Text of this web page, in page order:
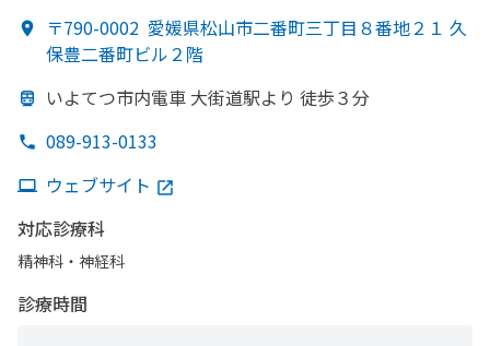
〒790-0002 愛媛県松山市二番町三丁目８番地２１ 久
保豊二番町ビル２階
いよてつ市内電車 大街道駅より 徒歩３分
089-913-0133
ウェブサイト
対応診療科
精神科・神経科
診療時間